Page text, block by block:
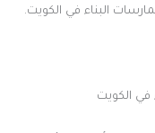
البناء في الكويت.